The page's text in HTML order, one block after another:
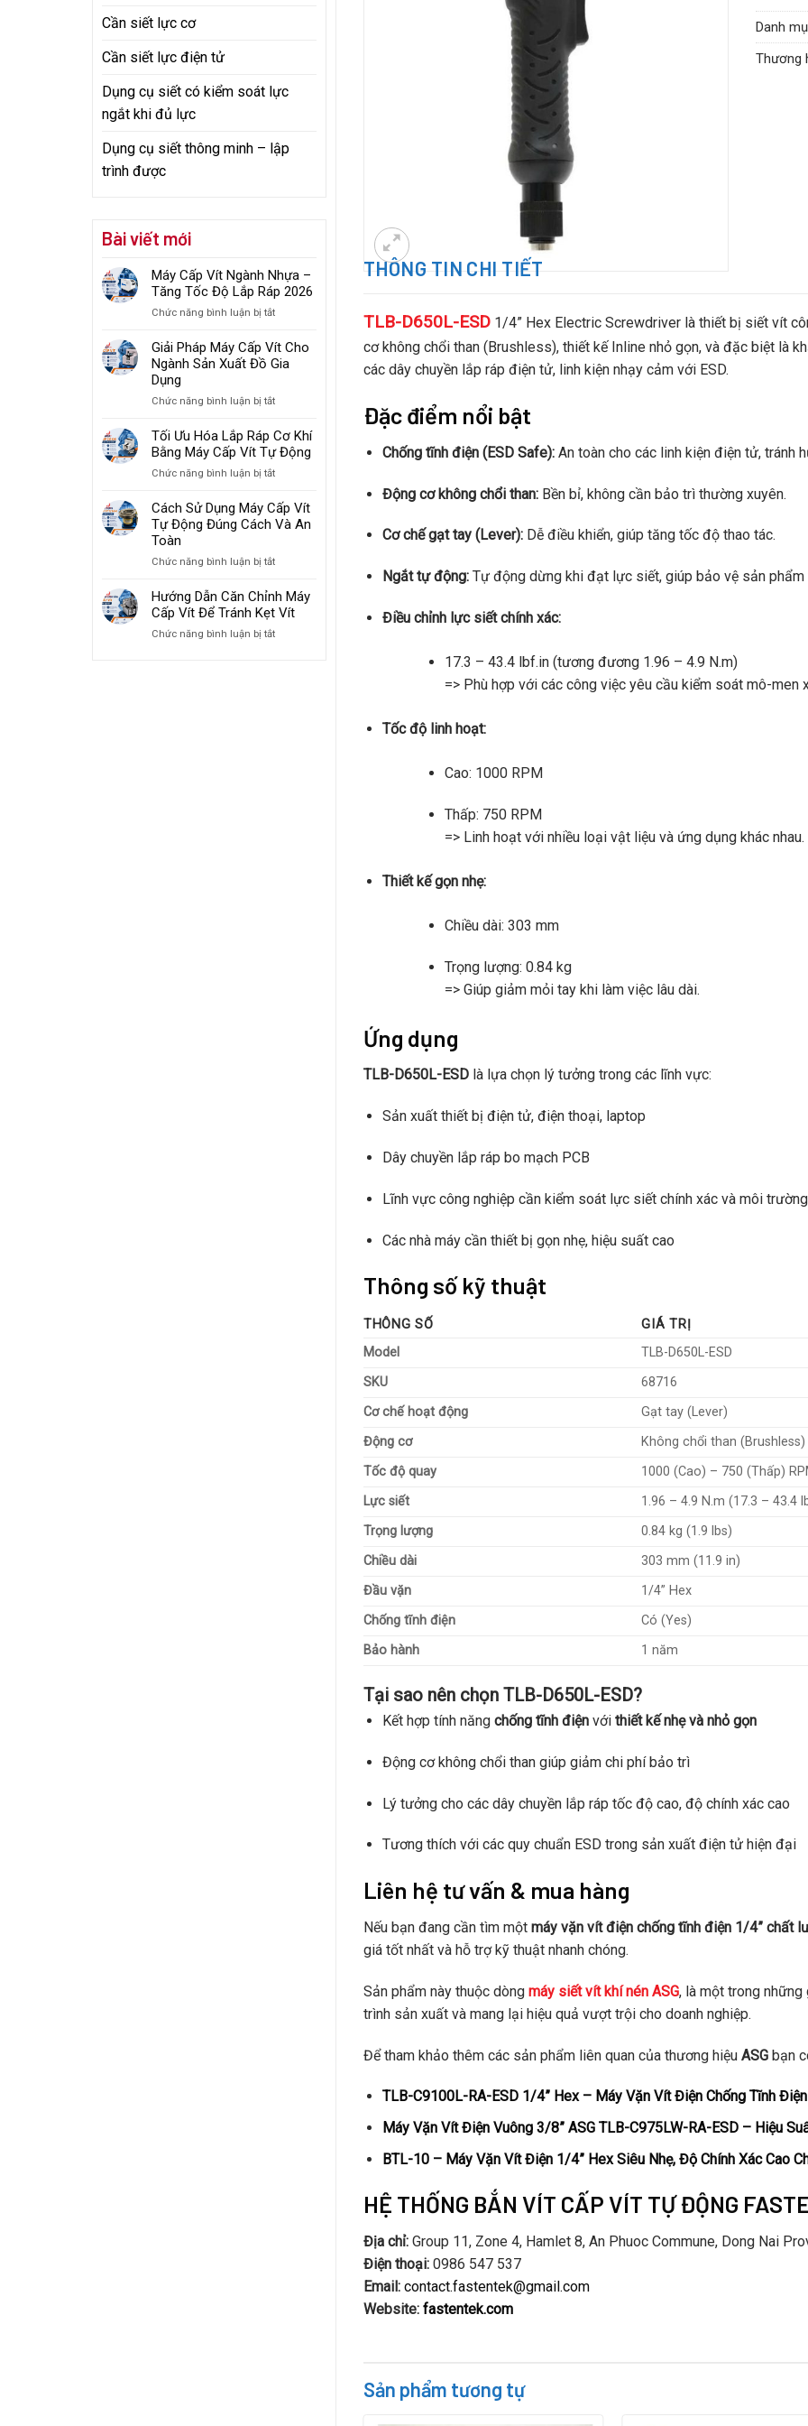
Cần siết lực cơ
Cần siết lực điện tử
Dụng cụ siết có kiểm soát lực
ngắt khi đủ lực
Dụng cụ siết thông minh – lập
trình được
Bài viết mới
Máy Cấp Vít Ngành Nhựa –
Tăng Tốc Độ Lắp Ráp 2026
Chức năng bình luận bị tắtở
Cấp
Vít
–
Tốc
Độ
Giải Pháp Máy Cấp Vít Cho
Ngành Sản Xuất Đồ Gia
Dụng
Chức năng bình luận bị tắtở
Pháp
Máy
Cấp
Vít
Ngành
Sản
Tối Ưu Hóa Lắp Ráp Cơ Khí
Bằng Máy Cấp Vít Tự Động
Chức năng bình luận bị tắtở
Ưu
Hóa
Cơ
Bằng
Máy
Cách Sử Dụng Máy Cấp Vít
Tự Động Đúng Cách Và An
Toàn
Chức năng bình luận bị tắtở
Sử
Dụng
Cấp
Hướng Dẫn Căn Chỉnh Máy
Cấp Vít Để Tránh Kẹt Vít
Chức năng bình luận bị tắtở
Động cơ
Tốc độ
Danh
Thương
THÔNG TIN CHI TIẾT
TLB-D650L-ESD 1/4” Hex Electric Screwdriver là thiết bị siết vít
cơ không chổi than (Brushless), thiết kế Inline nhỏ gọn, và đặc biệt là
các dây chuyền lắp ráp điện tử, linh kiện nhạy cảm với ESD.
Đặc điểm nổi bật
Chống tĩnh điện (ESD Safe):An toàn cho các linh kiện điện tử, tránh
Động cơ không chổi than:Bền bỉ, không cần bảo trì thường xuyên.
Cơ chế gạt tay (Lever):Dễ điều khiển, giúp tăng tốc độ thao tác.
Ngắt tự động:Tự động dừng khi đạt lực siết, giúp bảo vệ sản phẩm
Điều chỉnh lực siết chính xác:
17.3 – 43.4 lbf.in (tương đương 1.96 – 4.9 N.m)
=> Phù hợp với các công việc yêu cầu kiểm soát mô-men
Tốc độ linh hoạt:
Cao: 1000 RPM
Thấp: 750 RPM
=> Linh hoạt với nhiều loại vật liệu và ứng dụng khác nhau.
Thiết kế gọn nhẹ:
Chiều dài: 303 mm
Trọng lượng: 0.84 kg
=> Giúp giảm mỏi tay khi làm việc lâu dài.
Ứng dụng
TLB-D650L-ESD là lựa chọn lý tưởng trong các lĩnh vực:
Sản xuất thiết bị điện tử, điện thoại, laptop
Dây chuyền lắp ráp bo mạch PCB
Lĩnh vực công nghiệp cần kiểm soát lực siết chính xác và môi
Các nhà máy cần thiết bị gọn nhẹ, hiệu suất cao
Thông số kỹ thuật
THÔNG SỐ
GIÁ TRỊ
Model
TLB-D650L-ESD
SKU
68716
Cơ chế hoạt động
Gạt tay (Lever)
Động cơ
Không chổi than (Brushless)
Tốc độ quay
1000 (Cao) – 750 (Thấp)
Lực siết
1.96 – 4.9 N.m (17.3 – 43.4
Trọng lượng
0.84 kg (1.9 lbs)
Chiều dài
303 mm (11.9 in)
Đầu vặn
1/4” Hex
Chống tĩnh điện
Có (Yes)
Bảo hành
1 năm
Tại sao nên chọn TLB-D650L-ESD?
Kết hợp tính năng chống tĩnh điệnvới thiết kế nhẹ và nhỏ gọn
Động cơ không chổi than giúp giảm chi phí bảo trì
Lý tưởng cho các dây chuyền lắp ráp tốc độ cao, độ chính xác cao
Tương thích với các quy chuẩn ESD trong sản xuất điện tử hiện đại
Liên hệ tư vấn & mua hàng
Nếu bạn đang cần tìm một máy vặn vít điện chống tĩnh điện 1/4” chất
giá tốt nhất và hỗ trợ kỹ thuật nhanh chóng.
Sản phẩm này thuộc dòng máy siết vít khí nén ASG, là một trong
trình sản xuất và mang lại hiệu quả vượt trội cho doanh nghiệp.
Để tham khảo thêm các sản phẩm liên quan của thương hiệu ASG bạn
TLB-C9100L-RA-ESD 1/4” Hex – Máy Vặn Vít Điện Chống Tĩnh
Máy Vặn Vít Điện Vuông 3/8” ASG TLB-C975LW-RA-ESD – Hiệu
BTL-10 – Máy Vặn Vít Điện 1/4” Hex Siêu Nhẹ, Độ Chính Xác Cao
HỆ THỐNG BẮN VÍT CẤP VÍT TỰ ĐỘNG
Địa chỉ: Group 11, Zone 4, Hamlet 8, An Phuoc Commune, Dong Nai
Điện thoại: 0986 547 537
Email: contact.fastentek@gmail.com
Website: fastentek.com
Sản phẩm tương tự